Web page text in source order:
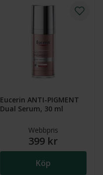
Eucerin ANTI-PIGMENT
Dual Serum, 30 ml
Webbpris
399 kr
Köp